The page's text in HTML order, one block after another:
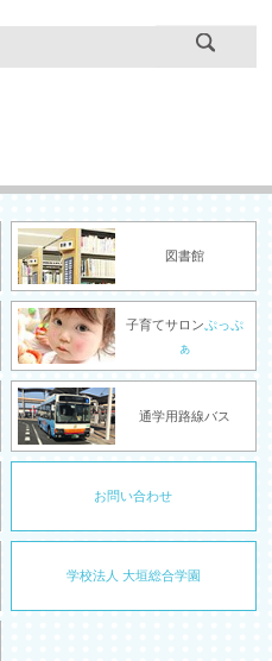
図書館
子育てサロンぷっぷ
ぁ
通学用路線バス
お問い合わせ
学校法人 大垣総合学園